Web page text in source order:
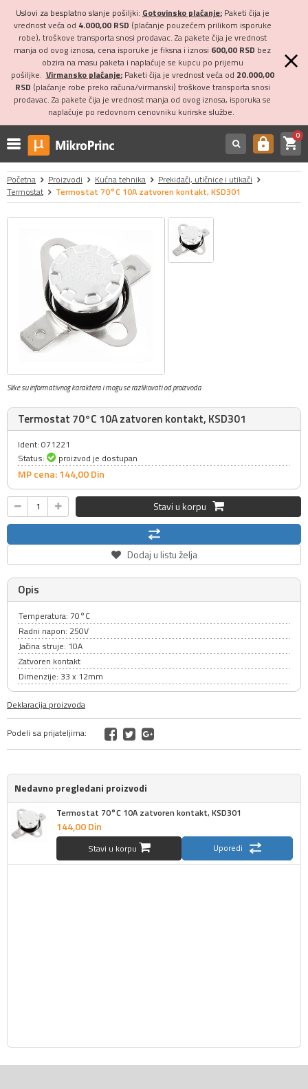
Uslovi za besplatno slanje pošiljki: Gotovinsko plaćanje:Paketi čija je
vrednost veća od 4.000,00 RSD (plaćanje pouzećem prilikom isporuke
robe), troškove transporta snosi prodavac. Za pakete čija je vrednost
manja od ovog iznosa, cena isporuke je fiksna i iznosi 600,00 RSD bez
obzira na masu paketa i naplaćuje se kupcu po prijemu
pošiljke. Virmansko plaćanje:Paketi čija je vrednost veća od 20.000,00
RSD (plaćanje robe preko računa/virmanski) troškove transporta snosi
prodavac. Za pakete čija je vrednost manja od ovog iznosa, isporuka se
naplaćuje po redovnom cenovniku kurirske službe.
https shopping_cart0
Početna Proizvodi Kućna tehnika
Prekidači, utičnice i utikači
Termostat
Termostat 70°C 10A zatvoren kontakt, KSD301
Slike su informativnog karaktera i mogu se razlikovati od proizvoda
Termostat 70°C 10A zatvoren kontakt, KSD301
Ident: 071221
Status:
proizvod je dostupan
MP cena: 144,00Din
Stavi u korpu
Dodaj u listu želja
Opis
Temperatura: 70°C
Radni napon: 250V
Jačina struje: 10A
Zatvoren kontakt
Dimenzije: 33 x 12mm
Deklaracija proizvoda
Podeli sa prijateljima:
Nedavno pregledani proizvodi
Termostat 70°C 10A zatvoren kontakt, KSD301
144,00Din
Stavi u korpu Uporedi